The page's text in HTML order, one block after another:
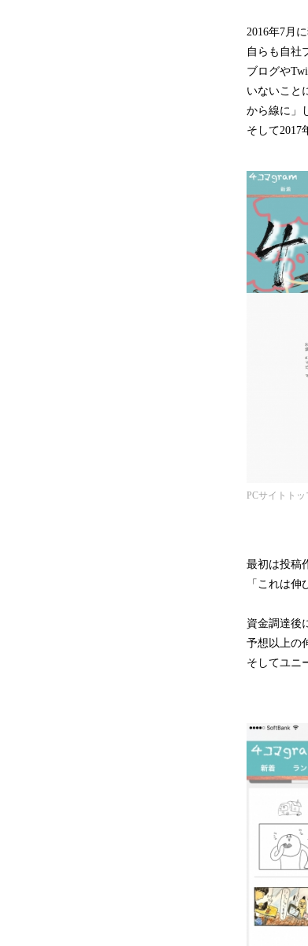
2016年7月
自らも自社
ブログや
いないこと
から線に」
そして2017
PCサイトト
最初は投稿
「これは
資金調達後
予想以上の
そしてユニ